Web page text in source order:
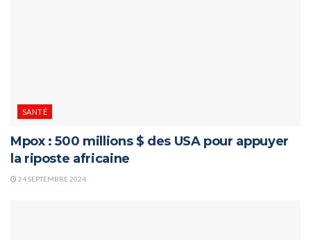
SANTÉ
Mpox : 500 millions $ des USA pour appuyer
la riposte africaine
24 SEPTEMBRE 2024